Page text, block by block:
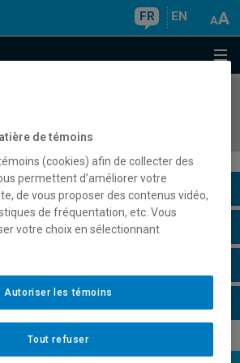
FR EN
de témoins
(cookies) afin de collecter des
permettent d’améliorer votre
de vous proposer des contenus vidéo,
de fréquentation, etc. Vous
votre choix en sélectionnant
Tout refuser
Autoriser les témoins